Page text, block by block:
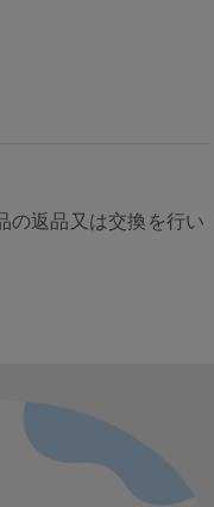
の返品又は交換を行い